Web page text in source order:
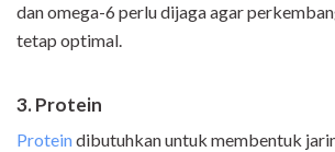
dan omega-6 perlu dijaga agar
tetap optimal.
3. Protein
Proteindibutuhkan untuk membentuk